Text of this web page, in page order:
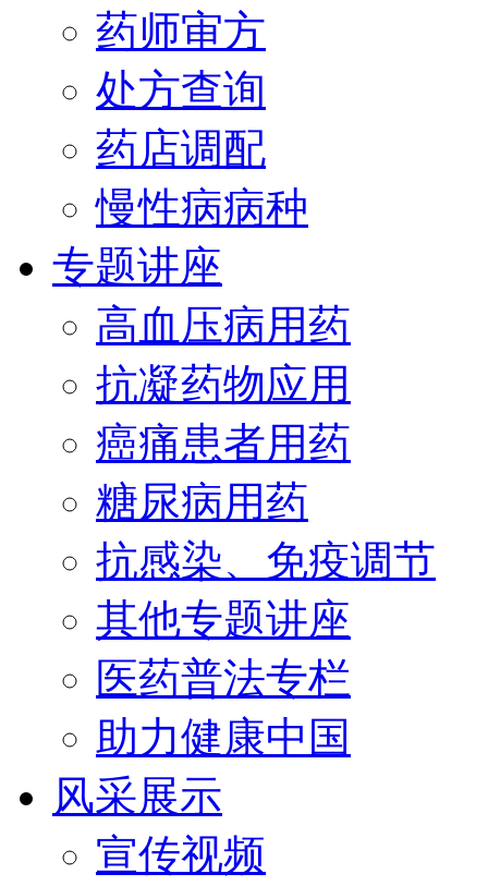
药师审方
处方查询
药店调配
慢性病病种
专题讲座
高血压病用药
抗凝药物应用
癌痛患者用药
糖尿病用药
抗感染、免疫调节
其他专题讲座
医药普法专栏
助力健康中国
风采展示
宣传视频